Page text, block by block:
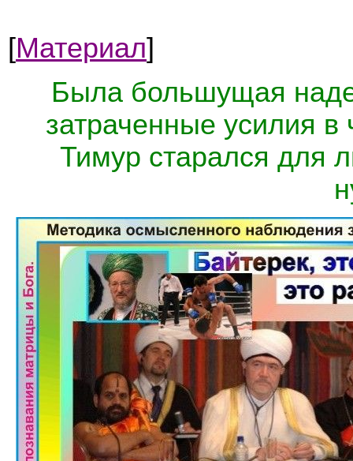
[Материал]
Была большущая
затраченные усилия в
Тимур старался для